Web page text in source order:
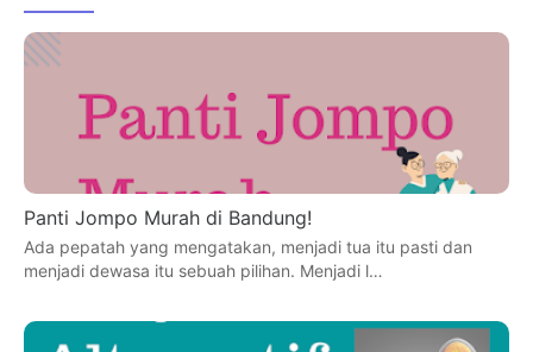
Panti Jompo Murah di Bandung!
Ada pepatah yang mengatakan, menjadi tua itu pasti dan
menjadi dewasa itu sebuah pilihan. Menjadi l…